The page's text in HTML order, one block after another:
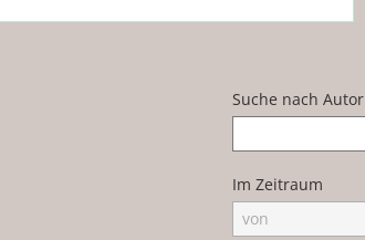
Suche nach Autor
Im Zeitraum